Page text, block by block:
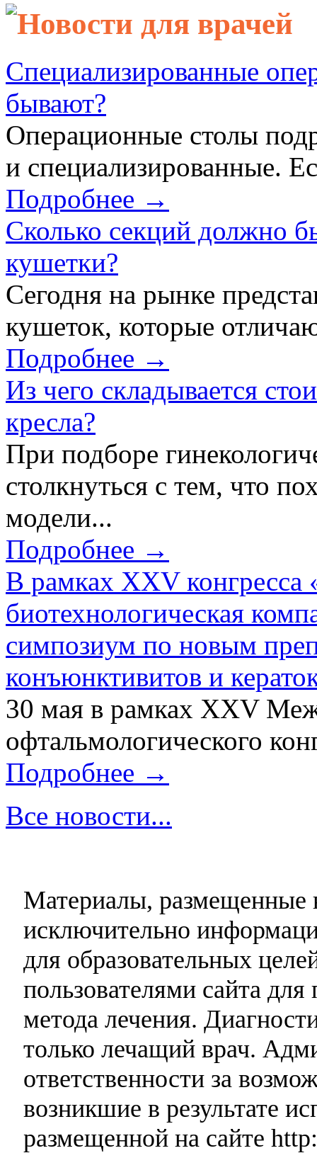
Новости для врачей
Специализированные
бывают?
Операционные столы
и специализированные.
Подробнее →
Сколько секций должно
кушетки?
Сегодня на рынке
кушеток, которые
Подробнее →
Из чего складывается
кресла?
При подборе
столкнуться с тем, что
модели...
Подробнее →
В рамках XXV конгресса
биотехнологическая
симпозиум по новым
конъюнктивитов и
30 мая в рамках XXV
офтальмологического
Подробнее →
Все новости...
Материалы, размещенные
исключительно
для образовательных
пользователями сайта
метода лечения.
только лечащий врач.
ответственности за
возникшие в результате
размещенной на сайте